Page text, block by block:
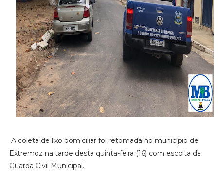
A coleta de lixo domiciliar foi retomada no município de
Extremoz na tarde desta quinta-feira (16) com escolta da
Guarda Civil Municipal.